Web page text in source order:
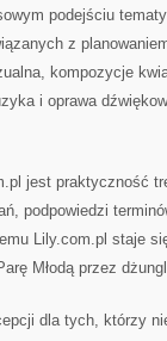
podejściu
z
kompozycje
i oprawa
jest praktyczność
podpowiedzi
Lily.com.pl staje
Młodą przez
dla tych, którzy